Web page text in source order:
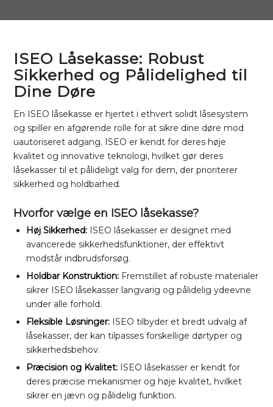
ISEO Låsekasse: Robust
Sikkerhed og Pålidelighed til
Dine Døre
En ISEO låsekasse er hjertet i ethvert solidt låsesystem
og spiller en afgørende rolle for at sikre dine døre mod
uautoriseret adgang. ISEO er kendt for deres høje
kvalitet og innovative teknologi, hvilket gør deres
låsekasser til et pålideligt valg for dem, der prioriterer
sikkerhed og holdbarhed.
Hvorfor vælge en ISEO låsekasse?
Høj Sikkerhed: ISEO låsekasser er designet med
avancerede sikkerhedsfunktioner, der effektivt
modstår indbrudsforsøg.
Holdbar Konstruktion: Fremstillet af robuste materialer
sikrer ISEO låsekasser langvarig og pålidelig ydeevne
under alle forhold.
Fleksible Løsninger: ISEO tilbyder et bredt udvalg af
låsekasser, der kan tilpasses forskellige dørtyper og
sikkerhedsbehov.
Præcision og Kvalitet: ISEO låsekasser er kendt for
deres præcise mekanismer og høje kvalitet, hvilket
sikrer en jævn og pålidelig funktion.